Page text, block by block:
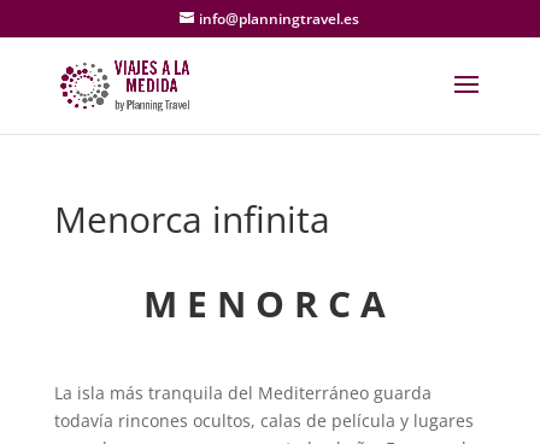
info@planningtravel.es
Menorca infinita
M E N O R C A
La isla más tranquila del Mediterráneo guarda
todavía rincones ocultos, calas de película y lugares